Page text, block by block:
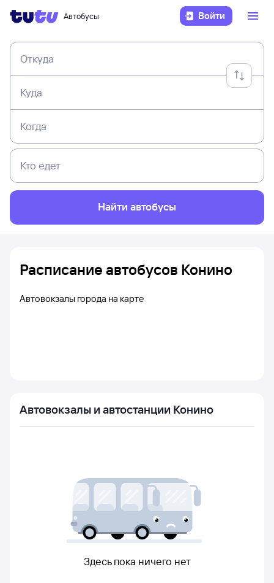
Автобусы Войти
Откуда
Куда
Когда
Кто едет
Найти автобусы
Расписание автобусов Конино
Автовокзалы города на карте
Автовокзалы и автостанции Конино
Здесь пока ничего нет